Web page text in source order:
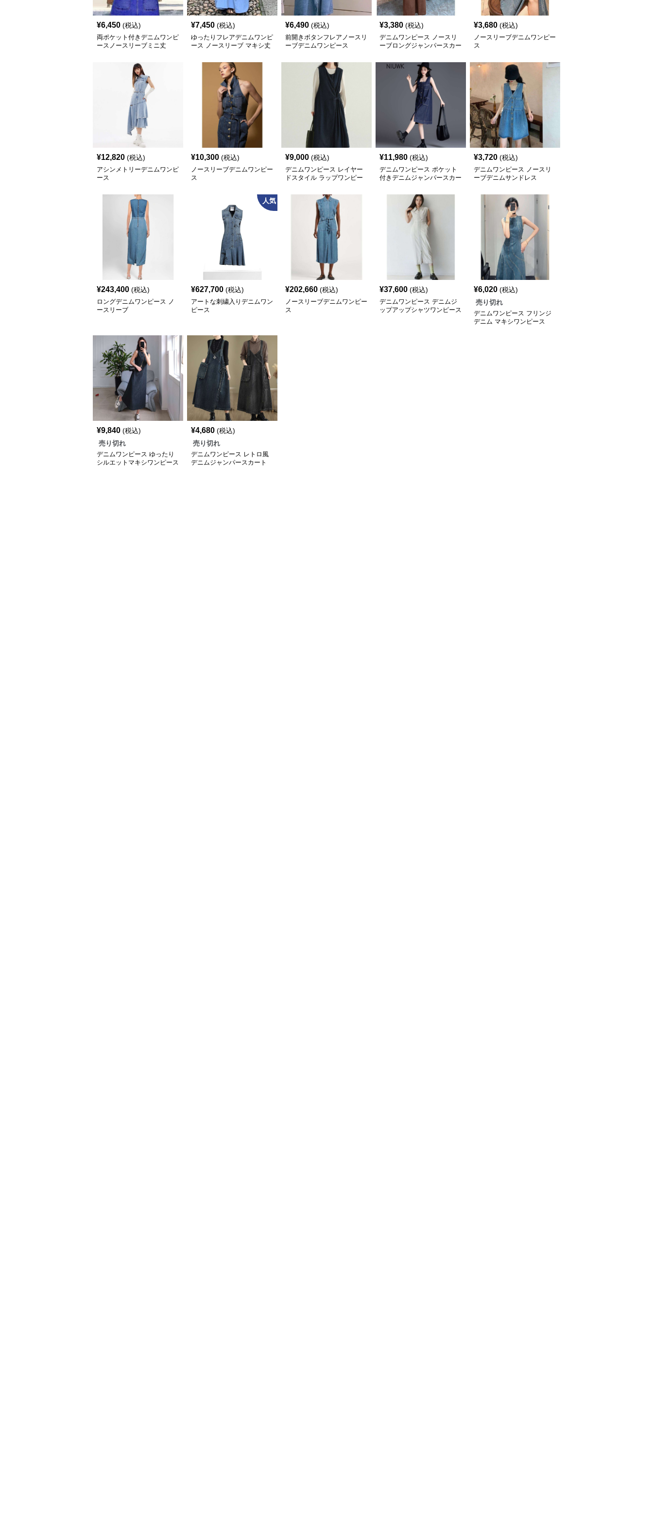
¥6,450 (税込)
両ポケット付きデニムワンピ
ースノースリーブミニ丈
¥7,450 (税込)
ゆったりフレアデニムワンピ
ース ノースリーブ マキシ丈
¥6,490 (税込)
前開きボタンフレアノースリ
ーブデニムワンピース
¥3,380 (税込)
デニムワンピース ノースリ
ーブロングジャンパースカー
¥3,680 (税込)
ノースリーブデニムワンピー
ス
¥12,820 (税込)
アシンメトリーデニムワンピ
ース
¥10,300 (税込)
ノースリーブデニムワンピー
ス
¥9,000 (税込)
デニムワンピース レイヤー
ドスタイル ラップワンピー
¥11,980 (税込)
デニムワンピース ポケット
付きデニムジャンパースカー
¥3,720 (税込)
デニムワンピース ノースリ
ーブデニムサンドレス
¥243,400 (税込)
ロングデニムワンピース ノ
ースリーブ
人気
¥627,700 (税込)
アートな刺繍入りデニムワン
ピース
¥202,660 (税込)
ノースリーブデニムワンピー
ス
¥37,600 (税込)
デニムワンピース デニムジ
ップアップシャツワンピース
¥6,020 (税込)
売り切れ
デニムワンピース フリンジ
デニム マキシワンピース
¥9,840 (税込)
売り切れ
デニムワンピース ゆったり
シルエットマキシワンピース
¥4,680 (税込)
売り切れ
デニムワンピース レトロ風
デニムジャンパースカート